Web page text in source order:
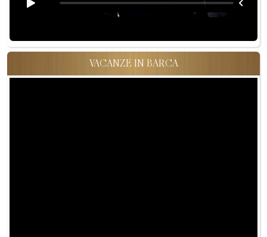
VACANZE IN BARCA